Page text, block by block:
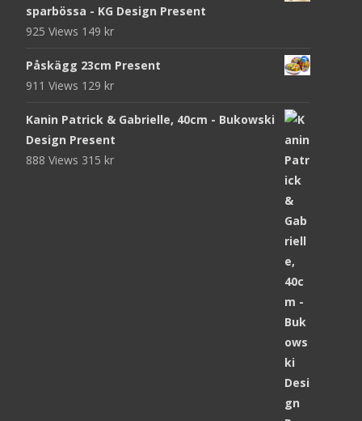
sparbössa - KG Design Present
925 Views 149 kr
Påskägg 23cm Present
911 Views 129 kr
Kanin Patrick & Gabrielle, 40cm - Bukowski
Design Present
888 Views 315 kr